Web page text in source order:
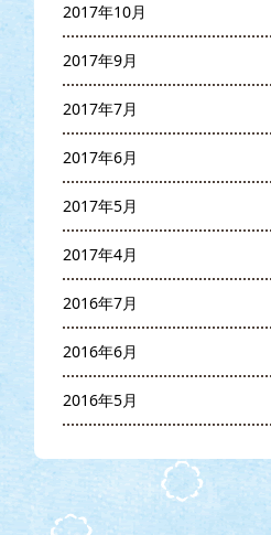
2017年10月
2017年9月
2017年7月
2017年6月
2017年5月
2017年4月
2016年7月
2016年6月
2016年5月